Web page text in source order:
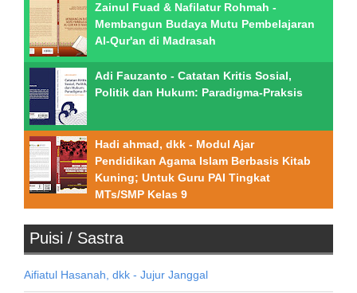
Zainul Fuad & Nafilatur Rohmah -
Membangun Budaya Mutu Pembelajaran
Al-Qur'an di Madrasah
Adi Fauzanto - Catatan Kritis Sosial,
Politik dan Hukum: Paradigma-Praksis
Hadi ahmad, dkk - Modul Ajar
Pendidikan Agama Islam Berbasis Kitab
Kuning; Untuk Guru PAI Tingkat
MTs/SMP Kelas 9
Puisi / Sastra
Aifiatul Hasanah, dkk - Jujur Janggal